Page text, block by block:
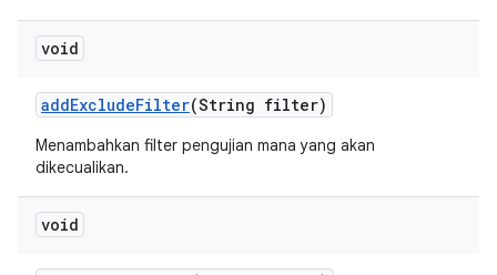
void
addExcludeFilter(String filter)
Menambahkan filter pengujian mana yang akan
dikecualikan.
void